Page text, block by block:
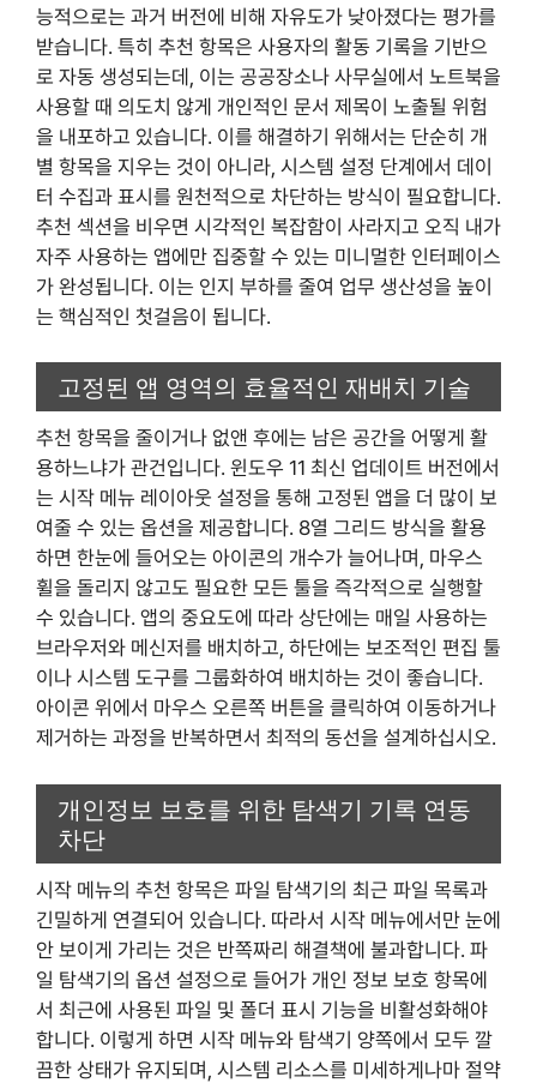
능적으로는 과거 버전에 비해 자유도가 낮아졌다는 평가를
받습니다. 특히 추천 항목은 사용자의 활동 기록을 기반으
로 자동 생성되는데, 이는 공공장소나 사무실에서 노트북을
사용할 때 의도치 않게 개인적인 문서 제목이 노출될 위험
을 내포하고 있습니다. 이를 해결하기 위해서는 단순히 개
별 항목을 지우는 것이 아니라, 시스템 설정 단계에서 데이
터 수집과 표시를 원천적으로 차단하는 방식이 필요합니다.
추천 섹션을 비우면 시각적인 복잡함이 사라지고 오직 내가
자주 사용하는 앱에만 집중할 수 있는 미니멀한 인터페이스
가 완성됩니다. 이는 인지 부하를 줄여 업무 생산성을 높이
는 핵심적인 첫걸음이 됩니다.
고정된 앱 영역의 효율적인 재배치 기술
추천 항목을 줄이거나 없앤 후에는 남은 공간을 어떻게 활
용하느냐가 관건입니다. 윈도우 11 최신 업데이트 버전에서
는 시작 메뉴 레이아웃 설정을 통해 고정된 앱을 더 많이 보
여줄 수 있는 옵션을 제공합니다. 8열 그리드 방식을 활용
하면 한눈에 들어오는 아이콘의 개수가 늘어나며, 마우스
휠을 돌리지 않고도 필요한 모든 툴을 즉각적으로 실행할
수 있습니다. 앱의 중요도에 따라 상단에는 매일 사용하는
브라우저와 메신저를 배치하고, 하단에는 보조적인 편집 툴
이나 시스템 도구를 그룹화하여 배치하는 것이 좋습니다.
아이콘 위에서 마우스 오른쪽 버튼을 클릭하여 이동하거나
제거하는 과정을 반복하면서 최적의 동선을 설계하십시오.
개인정보 보호를 위한 탐색기 기록 연동
차단
시작 메뉴의 추천 항목은 파일 탐색기의 최근 파일 목록과
긴밀하게 연결되어 있습니다. 따라서 시작 메뉴에서만 눈에
안 보이게 가리는 것은 반쪽짜리 해결책에 불과합니다. 파
일 탐색기의 옵션 설정으로 들어가 개인 정보 보호 항목에
서 최근에 사용된 파일 및 폴더 표시 기능을 비활성화해야
합니다. 이렇게 하면 시작 메뉴와 탐색기 양쪽에서 모두 깔
끔한 상태가 유지되며, 시스템 리소스를 미세하게나마 절약